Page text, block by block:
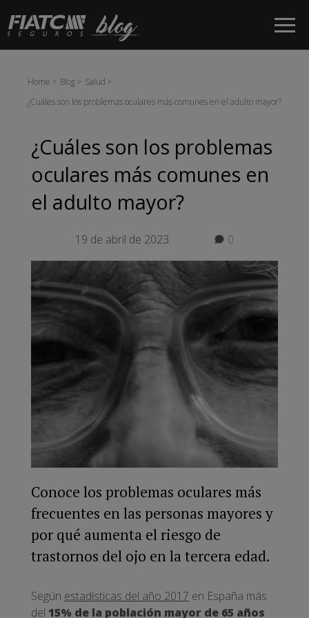
Saltar al contenido principal
Home Blog
Salud
¿Cuáles son los problemas oculares más comunes en el adulto mayor?
¿Cuáles son los problemas
oculares más comunes en
el adulto mayor?
19 de abril de 2023 0
Conoce los problemas oculares más
frecuentes en las personas mayores y
por qué aumenta el riesgo de
trastornos del ojo en la tercera edad.
Según estadísticas del año 2017 en España más
del 15% de la población mayor de 65 años